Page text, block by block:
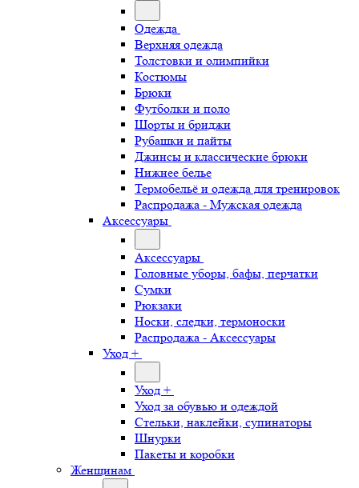
Одежда
Верхняя одежда
Толстовки и олимпийки
Костюмы
Брюки
Футболки и поло
Шорты и бриджи
Рубашки и пайты
Джинсы и классические брюки
Нижнее белье
Термобельё и одежда для тренировок
Распродажа - Мужская одежда
Аксессуары
Аксессуары
Головные уборы, бафы, перчатки
Сумки
Рюкзаки
Носки, следки, термоноски
Распродажа - Аксессуары
Уход +
Уход +
Уход за обувью и одеждой
Стельки, наклейки, супинаторы
Шнурки
Пакеты и коробки
Женщинам